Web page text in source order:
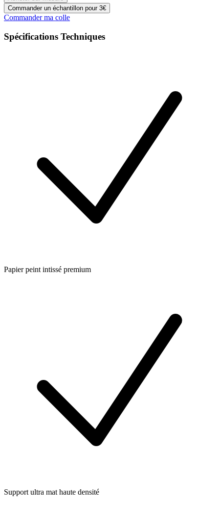
Commander un échantillon pour 3€
Commander ma colle
Spécifications Techniques
Papier peint intissé premium
Support ultra mat haute densité